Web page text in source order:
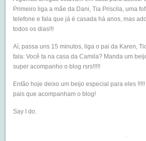
Primeiro liga a mãe da Dani, Tia Priscila, uma
telefone e fala que já é casada há anos, mas
todos os dias!!!
Aí, passa uns 15 minutos, liga o pai da Karen,
fala: Você ta na casa da Camila? Manda um
super acompanho o blog rsrs!!!!!
Então hoje deixo um beijo especial para eles
pais que acompanham o blog!
Say I do.